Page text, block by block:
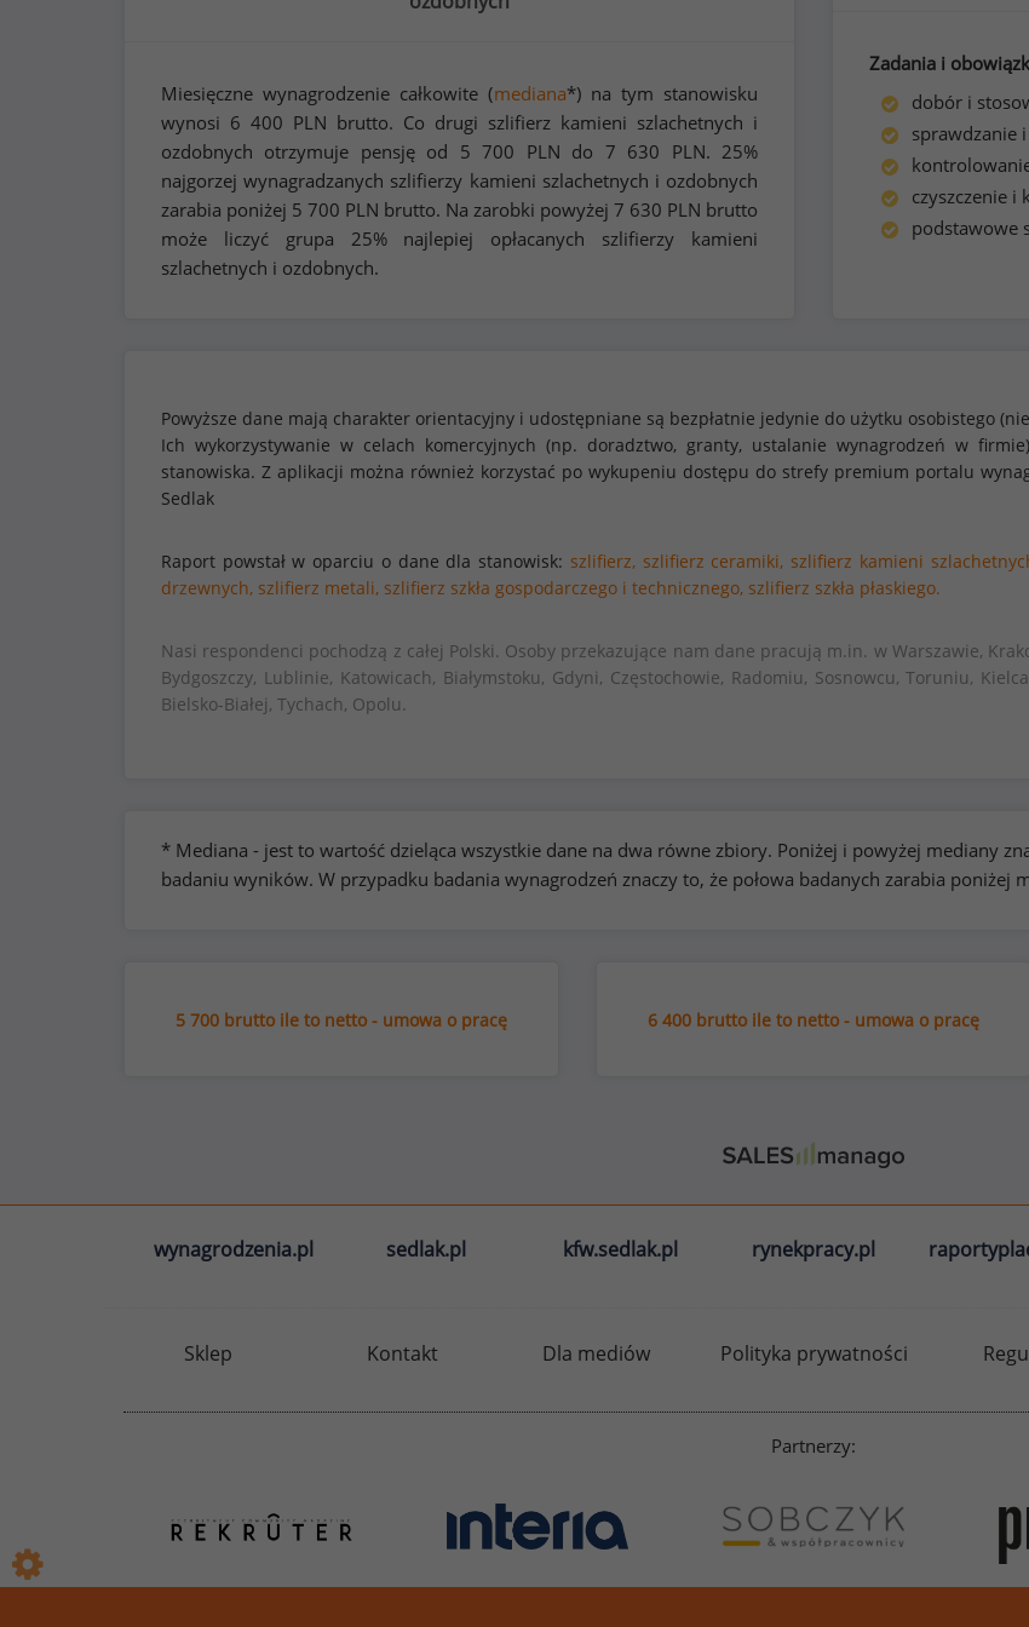
Miesięczne wynagrodzenie całkowite (mediana*) na tym stanowisku
wynosi 6 400 PLN brutto. Co drugi szlifierz kamieni szlachetnych i
ozdobnych otrzymuje pensję od 5 700 PLN do 7 630 PLN. 25%
najgorzej wynagradzanych szlifierzy kamieni szlachetnych i ozdobnych
zarabia poniżej 5 700 PLN brutto. Na zarobki powyżej 7 630 PLN brutto
może liczyć grupa 25% najlepiej opłacanych szlifierzy kamieni
szlachetnych i ozdobnych.
Zadania i
dobór i
sprawdzanie
czyszczenie i
podstawowe
Powyższe dane mają charakter orientacyjny i udostępniane są bezpłatnie jedynie do użytku osobistego
Ich wykorzystywanie w celach komercyjnych (np. doradztwo, granty, ustalanie wynagrodzeń w
stanowiska. Z aplikacji można również korzystać po wykupeniu dostępu do strefy premium portalu
Sedlak
Raport powstał w oparciu o dane dla stanowisk: szlifierz, szlifierz ceramiki, szlifierz kamieni
drzewnych, szlifierz metali, szlifierz szkła gospodarczego i technicznego, szlifierz szkła płaskiego.
Nasi respondenci pochodzą z całej Polski. Osoby przekazujące nam dane pracują m.in. w Warszawie,
Bydgoszczy, Lublinie, Katowicach, Białymstoku, Gdyni, Częstochowie, Radomiu, Sosnowcu, Toruniu,
Bielsko-Białej, Tychach, Opolu.
* Mediana - jest to wartość dzieląca wszystkie dane na dwa równe zbiory. Poniżej i powyżej mediany
badaniu wyników. W przypadku badania wynagrodzeń znaczy to, że połowa badanych zarabia poniżej
5 700 brutto ile to netto - umowa o pracę 6 400 brutto ile to netto - umowa o pracę
wynagrodzenia.pl sedlak.pl kfw.sedlak.pl rynekpracy.pl
Sklep Kontakt Dla mediów Polityka prywatności
Partnerzy: